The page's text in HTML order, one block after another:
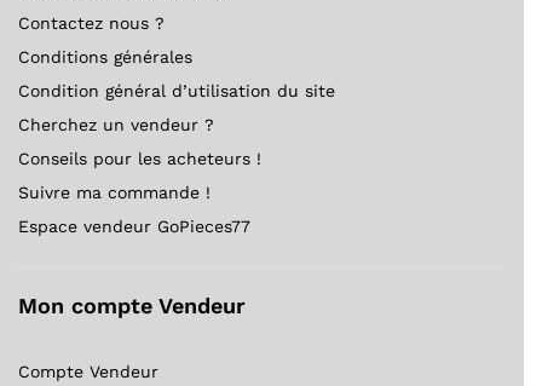
Contactez nous ?
Conditions générales
Condition général d’utilisation du site
Cherchez un vendeur ?
Conseils pour les acheteurs !
Suivre ma commande !
Espace vendeur GoPieces77
Mon compte Vendeur
Compte Vendeur